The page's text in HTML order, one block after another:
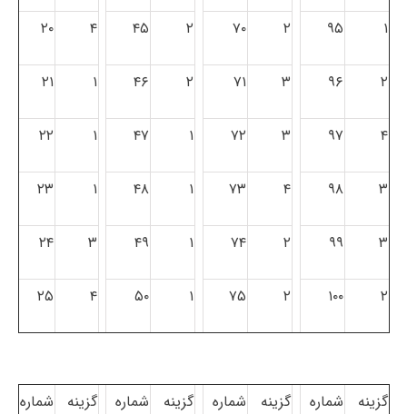
۱ ۹۵ ۲ ۷۰ ۲ ۴۵ ۴ ۲۰
۲ ۹۶ ۳ ۷۱ ۲ ۴۶ ۱ ۲۱
۴ ۹۷ ۳ ۷۲ ۱ ۴۷ ۱ ۲۲
۳ ۹۸ ۴ ۷۳ ۱ ۴۸ ۱ ۲۳
۳ ۹۹ ۲ ۷۴ ۱ ۴۹ ۳ ۲۴
۲ ۱۰۰ ۲ ۷۵ ۱ ۵۰ ۴ ۲۵
گزینه شماره گزینه شماره گزینه شماره گزینه شماره